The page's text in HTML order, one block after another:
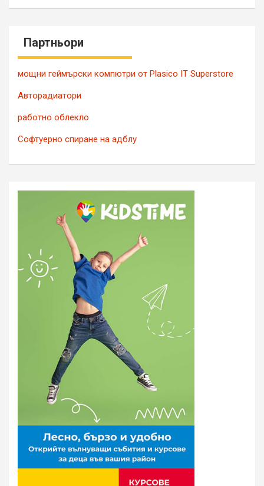
Партньори
мощни геймърски компютри от Plasico IT Superstore
Авторадиатори
работно облекло
Софтуерно спиране на адблу